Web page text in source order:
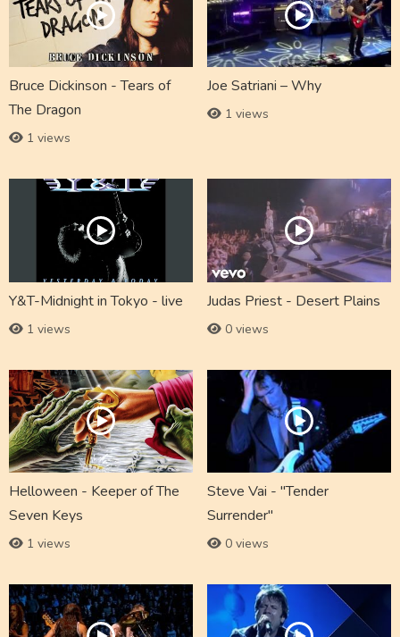
Bruce Dickinson - Tears of
The Dragon
1 views
Joe Satriani – Why
1 views
Y&T-Midnight in Tokyo - live
1 views
Judas Priest - Desert Plains
0 views
Helloween - Keeper of The
Seven Keys
1 views
Steve Vai - "Tender
Surrender"
0 views